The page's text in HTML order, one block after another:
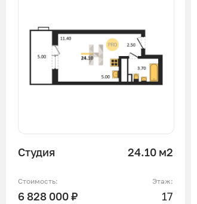
Студия 24.10 м2
Стоимость:
6 828 000 ₽
Этаж:
17